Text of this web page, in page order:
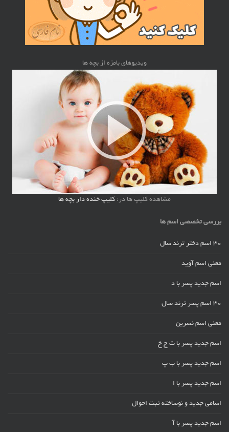
ویدیوهای بامزه از بچه ها
مشاهده کلیپ ها در: کلیپ خنده دار بچه ها
بررسی تخصصی اسم ها
30 اسم دختر ترند سال
معنی اسم آوید
اسم جدید پسر با د
30 اسم پسر ترند سال
معنی اسم نسرین
اسم جدید پسر با ت ج خ
اسم جدید پسر با ب پ
اسم جدید پسر با ا
اسامی جدید و نوساخته ثبت احوال
اسم جدید پسر با آ